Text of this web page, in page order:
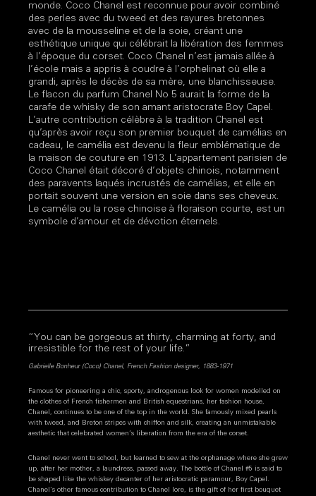
monde. Coco Chanel est reconnue pour avoir combiné
des perles avec du tweed et des rayures bretonnes
avec de la mousseline et de la soie, créant une
esthétique unique qui célébrait la libération des femmes
à l’époque du corset. Coco Chanel n’est jamais allée à
l’école mais a appris à coudre à l’orphelinat où elle a
grandi, après le décès de sa mère, une blanchisseuse.
Le flacon du parfum Chanel No 5 aurait la forme de la
carafe de whisky de son amant aristocrate Boy Capel.
L’autre contribution célèbre à la tradition Chanel est
qu’après avoir reçu son premier bouquet de camélias en
cadeau, le camélia est devenu la fleur emblématique de
la maison de couture en 1913. L’appartement parisien de
Coco Chanel était décoré d’objets chinois, notamment
des paravents laqués incrustés de camélias, et elle en
portait souvent une version en soie dans ses cheveux.
Le camélia ou la rose chinoise à floraison courte, est un
symbole d’amour et de dévotion éternels.
“You can be gorgeous at thirty, charming at forty, and
irresistible for the rest of your life.”
Gabrielle Bonheur (Coco) Chanel, French Fashion designer, 1883-1971
Famous for pioneering a chic, sporty, androgenous look for women modelled on
the clothes of French fishermen and British equestrians, her fashion house,
Chanel, continues to be one of the top in the world. She famously mixed pearls
with tweed, and Breton stripes with chiffon and silk, creating an unmistakable
aesthetic that celebrated women’s liberation from the era of the corset.
Chanel never went to school, but learned to sew at the orphanage where she grew
up, after her mother, a laundress, passed away. The bottle of Chanel #5 is said to
be shaped like the whiskey decanter of her aristocratic paramour, Boy Capel.
Chanel’s other famous contribution to Chanel lore, is the gift of her first bouquet